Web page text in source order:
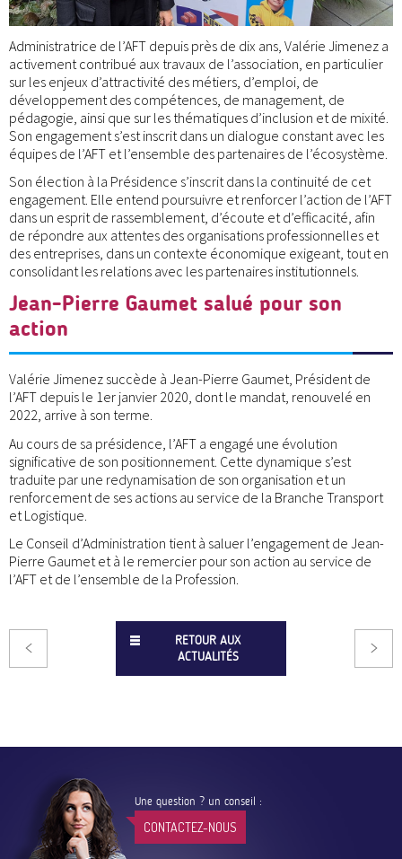
Administratrice de l’AFT depuis près de dix ans, Valérie Jimenez a
activement contribué aux travaux de l’association, en particulier
sur les enjeux d’attractivité des métiers, d’emploi, de
développement des compétences, de management, de
pédagogie, ainsi que sur les thématiques d’inclusion et de mixité.
Son engagement s’est inscrit dans un dialogue constant avec les
équipes de l’AFT et l’ensemble des partenaires de l’écosystème.
Son élection à la Présidence s’inscrit dans la continuité de cet
engagement. Elle entend poursuivre et renforcer l’action de l’AFT
dans un esprit de rassemblement, d’écoute et d’efficacité, afin
de répondre aux attentes des organisations professionnelles et
des entreprises, dans un contexte économique exigeant, tout en
consolidant les relations avec les partenaires institutionnels.
Jean-Pierre Gaumet salué pour son
action
Valérie Jimenez succède à Jean-Pierre Gaumet, Président de
l’AFT depuis le 1er janvier 2020, dont le mandat, renouvelé en
2022, arrive à son terme.
Au cours de sa présidence, l’AFT a engagé une évolution
significative de son positionnement. Cette dynamique s’est
traduite par une redynamisation de son organisation et un
renforcement de ses actions au service de la Branche Transport
et Logistique.
Le Conseil d’Administration tient à saluer l’engagement de Jean-
Pierre Gaumet et à le remercier pour son action au service de
l’AFT et de l’ensemble de la Profession.
RETOUR AUX
ACTUALITÉS
Une question ? un conseil :
CONTACTEZ-NOUS